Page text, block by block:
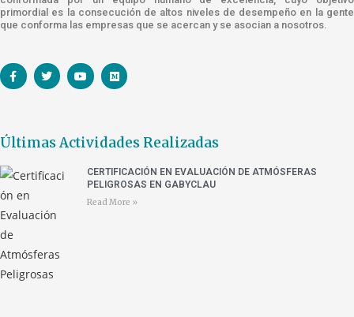
primordial es la consecución de altos niveles de desempeño en la gente
que conforma las empresas que se acercan y se asocian a nosotros.
Últimas Actividades Realizadas
CERTIFICACIÓN EN EVALUACIÓN DE ATMÓSFERAS
PELIGROSAS EN GABYCLAU
Read More »